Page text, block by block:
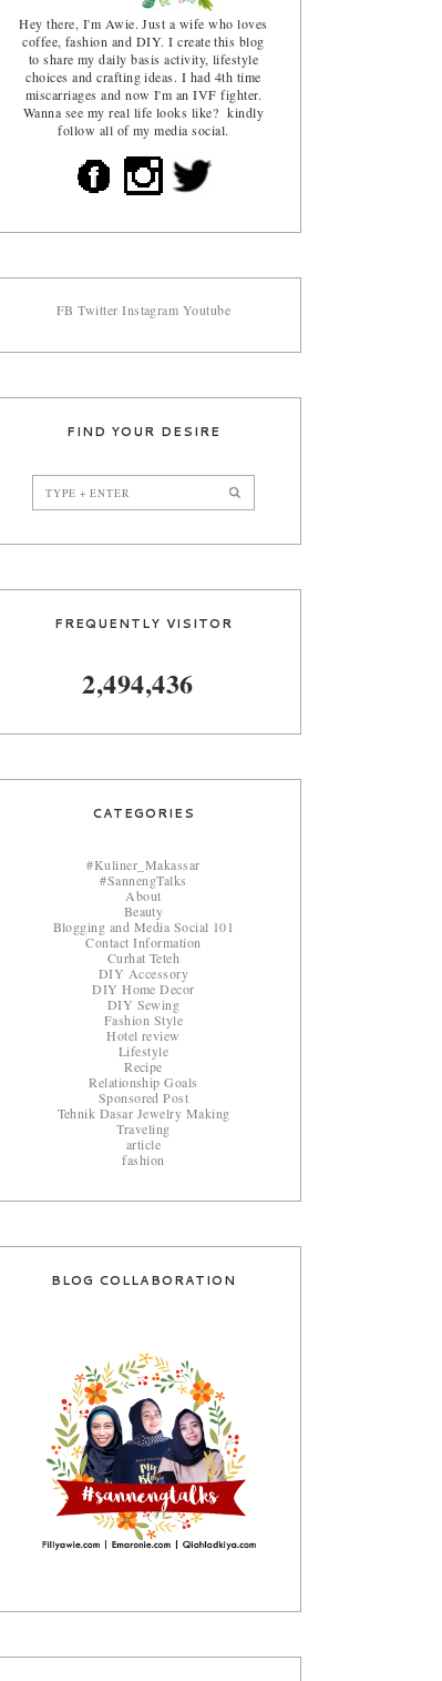
Hey there, I'm Awie. Just a wife who loves
coffee, fashion and DIY. I create this blog
to share my daily basis activity, lifestyle
choices and crafting ideas. I had 4th time
miscarriages and now I'm an IVF fighter.
Wanna see my real life looks like? kindly
follow all of my media social.
FB Twitter Instagram Youtube
FIND YOUR DESIRE
FREQUENTLY VISITOR
2,494,436
CATEGORIES
#Kuliner_Makassar
#SannengTalks
About
Beauty
Blogging and Media Social 101
Contact Information
Curhat Teteh
DIY Accessory
DIY Home Decor
DIY Sewing
Fashion Style
Hotel review
Lifestyle
Recipe
Relationship Goals
Sponsored Post
Tehnik Dasar Jewelry Making
Traveling
article
fashion
BLOG COLLABORATION